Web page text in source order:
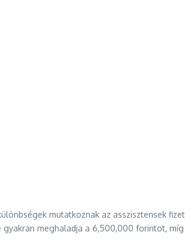
mutatkoznak az asszisztensek
gyakran meghaladja a 6,500,000 forintot,